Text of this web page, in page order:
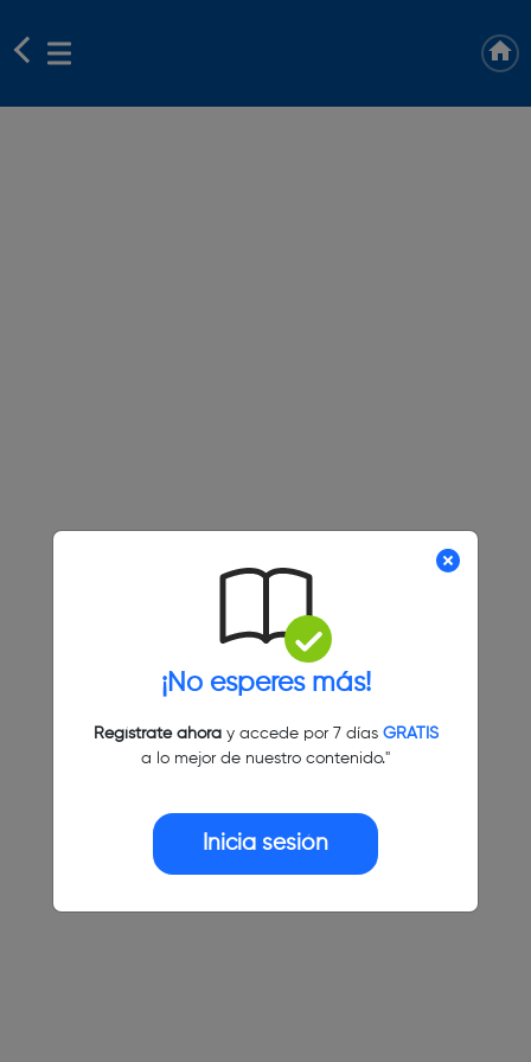
¡No esperes más!
Regístrate ahoray accede por 7 días GRATIS
a lo mejor de nuestro contenido."
Inicia sesión